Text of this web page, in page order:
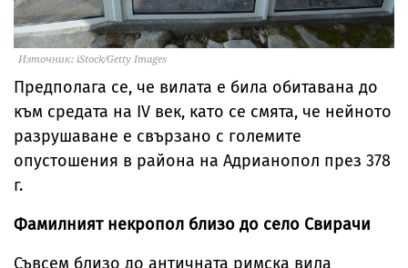
Източник: iStock/Getty Images
Предполага се, че вилата е била обитавана до
към средата на IV век, като се смята, че нейното
разрушаване е свързано с големите
опустошения в района на Адрианопол през 378
г.
Фамилният некропол близо до село Свирачи
Съвсем близо до античната римска вила